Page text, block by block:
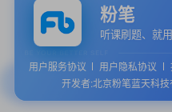
粉笔
听课刷题、就
用户服务协议 用户隐私协议
开发者:北京粉笔蓝天科技